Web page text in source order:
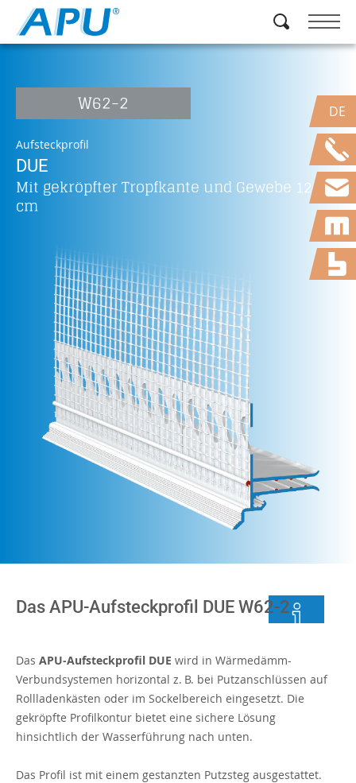
W62-2
Aufsteckprofil
DUE
Mit gekröpfter Tropfkante und Gewebe 12,5
cm
DE
Das APU-Aufsteckprofil DUE W62-2
Das APU-Aufsteckprofil DUE wird in Wärmedämm-
Verbundsystemen horizontal z. B. bei Putzanschlüssen auf
Rollladenkästen oder im Sockelbereich eingesetzt. Die
gekröpfte Profilkontur bietet eine sichere Lösung
hinsichtlich der Wasserführung nach unten.
Das Profil ist mit einem gestanzten Putzsteg ausgestattet.